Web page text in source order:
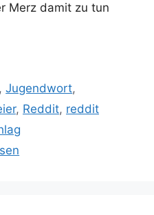
Merz damit zu tun
,Jugendwort,
, Reddit, reddit